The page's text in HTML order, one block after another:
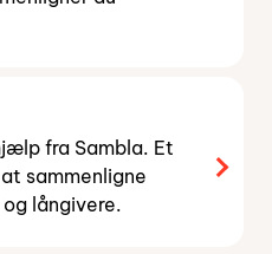
fra Sambla. Et
sammenligne
långivere.